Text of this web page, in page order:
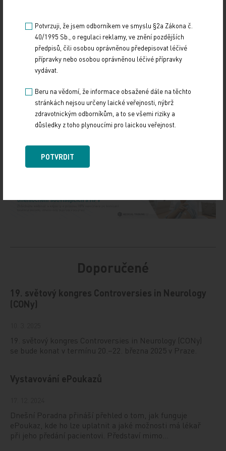
Zdroj: Alzheimercentrum 2014
Zdroj: ČTK
Z REGIONŮ
Doporučené
19. světový kongres Controversies in Neurology
(CONy)
19. světový kongres Controversies in Neurology (CONy)
se bude konat v termínu 20.–22. března 2025 v Praze.
Vystavování ePoukazů
Dnešní Poradna přináší přehled o tom, jak funguje
ePoukaz, kde ho lze uplatnit a jaké možnosti má lékař
při jeho předání pacientovi. Představí mimo…
Potvrzuji, že jsem odborníkem ve smyslu §2a Zákona č.
40/1995 Sb., o regulaci reklamy, ve znění pozdějších
předpisů, čili osobou oprávněnou předepisovat léčivé
přípravky nebo osobou oprávněnou léčivé přípravky
vydávat.
Beru na vědomí, že informace obsažené dále na těchto
stránkách nejsou určeny laické veřejnosti, nýbrž
zdravotnickým odborníkům, a to se všemi riziky a
důsledky z toho plynoucími pro laickou veřejnost.
POTVRDIT